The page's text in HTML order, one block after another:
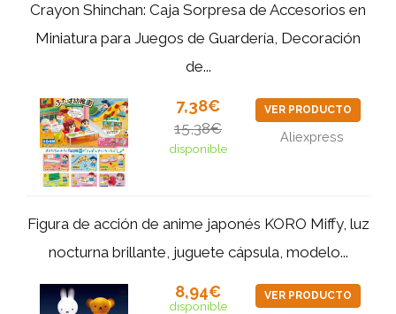
Crayon Shinchan: Caja Sorpresa de Accesorios en
Miniatura para Juegos de Guardería, Decoración
de...
7,38€
15,38€
disponible
VER PRODUCTO
Aliexpress
Figura de acción de anime japonés KORO Miffy, luz
nocturna brillante, juguete cápsula, modelo...
8,94€
disponible
VER PRODUCTO